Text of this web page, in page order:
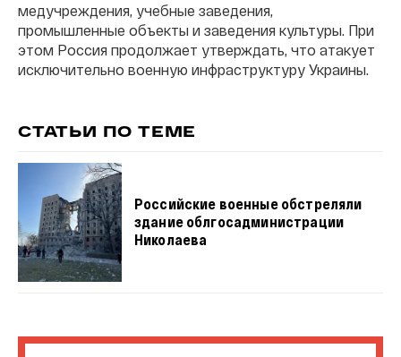
медучреждения, учебные заведения,
промышленные объекты и заведения культуры. При
этом Россия продолжает утверждать, что атакует
исключительно военную инфраструктуру Украины.
СТАТЬИ ПО ТЕМЕ
Российские военные обстреляли
здание облгосадминистрации
Николаева